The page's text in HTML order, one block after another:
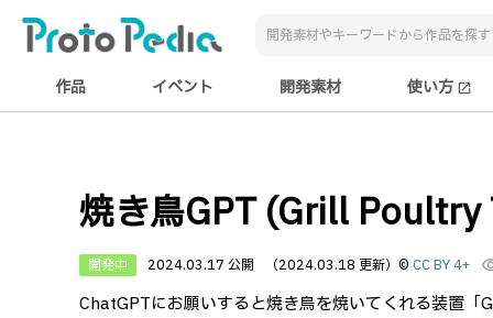
作品 イベント 開発素材 使い方 open_in_new
焼き鳥GPT (Grill
開発中 2024.03.17 公開 （2024.03.18 更新） © CC BY 4+
ChatGPTにお願いすると焼き鳥を焼いてくれる装置